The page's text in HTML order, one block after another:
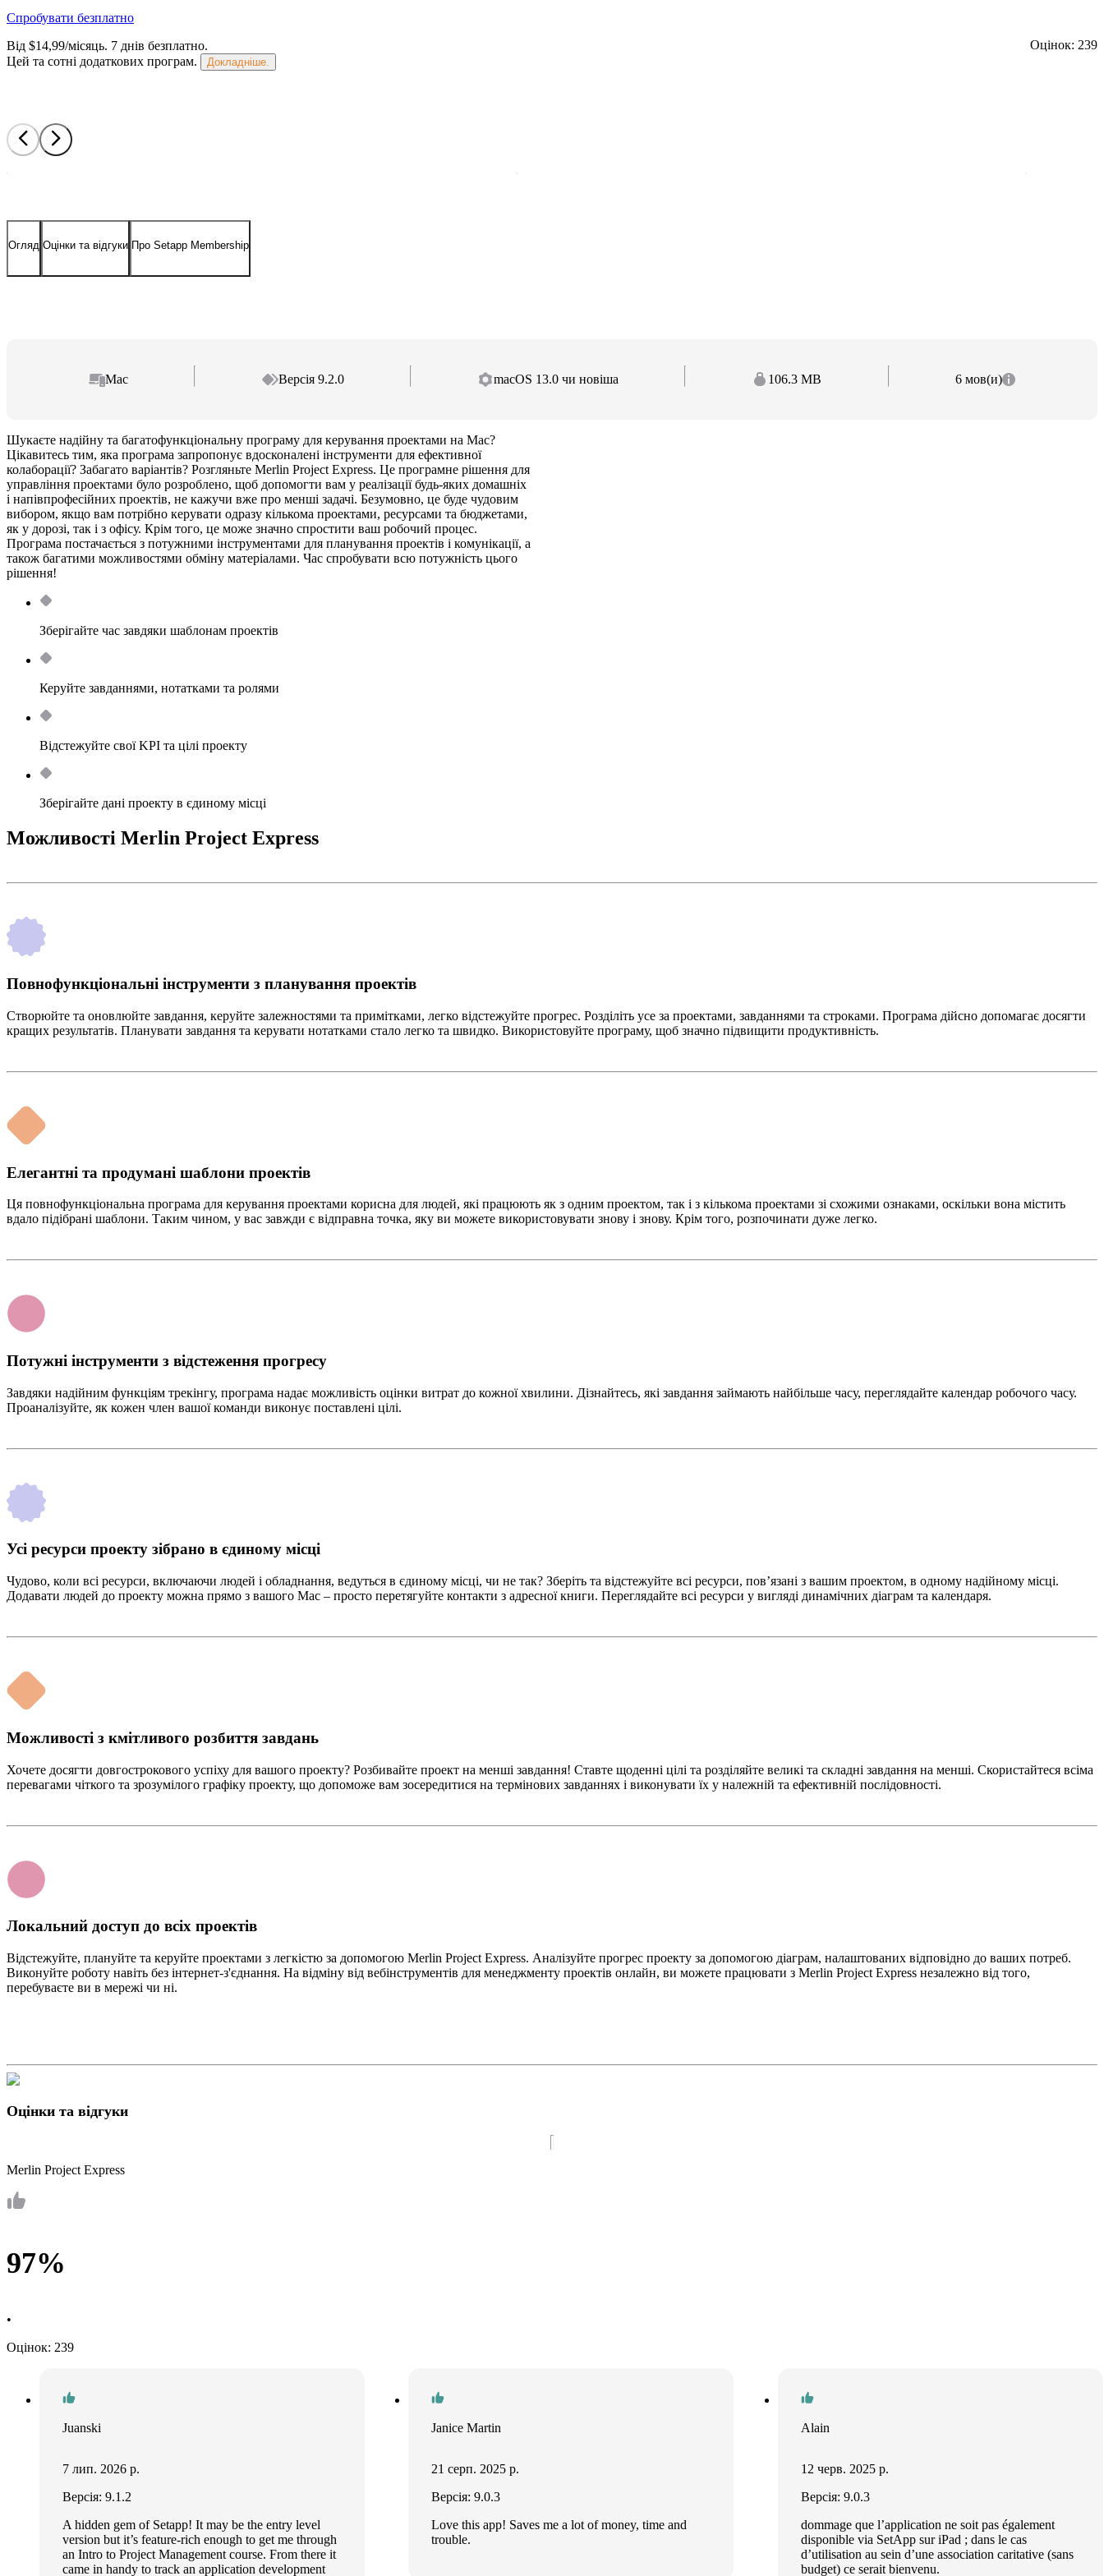
Оцінок: 239
Спробувати безплатно
Від $14,99/місяць. 7 днів безплатно.
Цей та сотні додаткових програм.
Докладніше.
Огляд Оцінки та відгуки Про Setapp Membership
Mac Версія 9.2.0 macOS 13.0 чи новіша 106.3 MB 6 мов(и)
Шукаєте надійну та багатофункціональну програму для керування проектами на Mac?
Цікавитесь тим, яка програма запропонує вдосконалені інструменти для ефективної
колаборації? Забагато варіантів? Розгляньте Merlin Project Express. Це програмне рішення для
управління проектами було розроблено, щоб допомогти вам у реалізації будь-яких домашніх
і напівпрофесійних проектів, не кажучи вже про менші задачі. Безумовно, це буде чудовим
вибором, якщо вам потрібно керувати одразу кількома проектами, ресурсами та бюджетами,
як у дорозі, так і з офісу. Крім того, це може значно спростити ваш робочий процес.
Програма постачається з потужними інструментами для планування проектів і комунікації, а
також багатими можливостями обміну матеріалами. Час спробувати всю потужність цього
рішення!
Зберігайте час завдяки шаблонам проектів
Керуйте завданнями, нотатками та ролями
Відстежуйте свої KPI та цілі проекту
Зберігайте дані проекту в єдиному місці
Можливості Merlin Project Express
Повнофункціональні інструменти з планування проектів
Створюйте та оновлюйте завдання, керуйте залежностями та примітками, легко відстежуйте прогрес. Розділіть усе за проектами, завданнями та строками. Програма дійсно допомагає досягти
кращих результатів. Планувати завдання та керувати нотатками стало легко та швидко. Використовуйте програму, щоб значно підвищити продуктивність.
Елегантні та продумані шаблони проектів
Ця повнофункціональна програма для керування проектами корисна для людей, які працюють як з одним проектом, так і з кількома проектами зі схожими ознаками, оскільки вона містить
вдало підібрані шаблони. Таким чином, у вас завжди є відправна точка, яку ви можете використовувати знову і знову. Крім того, розпочинати дуже легко.
Потужні інструменти з відстеження прогресу
Завдяки надійним функціям трекінгу, програма надає можливість оцінки витрат до кожної хвилини. Дізнайтесь, які завдання займають найбільше часу, переглядайте календар робочого часу.
Проаналізуйте, як кожен член вашої команди виконує поставлені цілі.
Усі ресурси проекту зібрано в єдиному місці
Чудово, коли всі ресурси, включаючи людей і обладнання, ведуться в єдиному місці, чи не так? Зберіть та відстежуйте всі ресурси, пов’язані з вашим проектом, в одному надійному місці.
Додавати людей до проекту можна прямо з вашого Mac – просто перетягуйте контакти з адресної книги. Переглядайте всі ресурси у вигляді динамічних діаграм та календаря.
Можливості з кмітливого розбиття завдань
Хочете досягти довгострокового успіху для вашого проекту? Розбивайте проект на менші завдання! Ставте щоденні цілі та розділяйте великі та складні завдання на менші. Скористайтеся всіма
перевагами чіткого та зрозумілого графіку проекту, що допоможе вам зосередитися на термінових завданнях і виконувати їх у належній та ефективній послідовності.
Локальний доступ до всіх проектів
Відстежуйте, плануйте та керуйте проектами з легкістю за допомогою Merlin Project Express. Аналізуйте прогрес проекту за допомогою діаграм, налаштованих відповідно до ваших потреб.
Виконуйте роботу навіть без інтернет-з'єднання. На відміну від вебінструментів для менеджменту проектів онлайн, ви можете працювати з Merlin Project Express незалежно від того,
перебуваєте ви в мережі чи ні.
Оцінки та відгуки
Merlin Project Express
97%
•
Оцінок: 239
Juanski
7 лип. 2026 р.
Версія: 9.1.2
A hidden gem of Setapp! It may be the entry level
version but it’s feature-rich enough to get me through
an Intro to Project Management course. From there it
came in handy to track an application development
Janice Martin
21 серп. 2025 р.
Версія: 9.0.3
Love this app! Saves me a lot of money, time and
trouble.
Alain
12 черв. 2025 р.
Версія: 9.0.3
dommage que l’application ne soit pas également
disponible via SetApp sur iPad ; dans le cas
d’utilisation au sein d’une association caritative (sans
budget) ce serait bienvenu.